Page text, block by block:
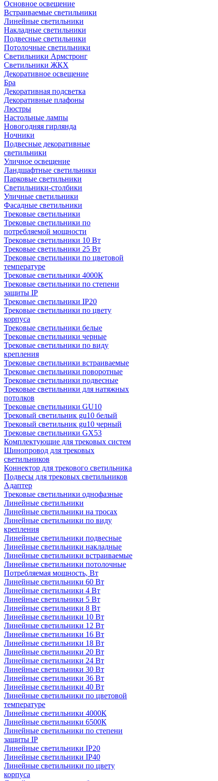
Основное освещение
Встраиваемые светильники
Линейные светильники
Накладные светильники
Подвесные светильники
Потолочные светильники
Светильники Армстронг
Светильники ЖКХ
Декоративное освещение
Бра
Декоративная подсветка
Декоративные плафоны
Люстры
Настольные лампы
Новогодняя гирлянда
Ночники
Подвесные декоративные
светильники
Уличное освещение
Ландшафтные светильники
Парковые светильники
Светильники-столбики
Уличные светильники
Фасадные светильники
Трековые светильники
Трековые светильники по
потребляемой мощности
Трековые светильники 10 Вт
Трековые светильники 25 Вт
Трековые светильники по цветовой
температуре
Трековые светильники 4000К
Трековые светильники по степени
защиты IP
Трековые светильники IP20
Трековые светильники по цвету
корпуса
Трековые светильники белые
Трековые светильники черные
Трековые светильники по виду
крепления
Трековые светильники встраиваемые
Трековые светильники поворотные
Трековые светильники подвесные
Трековые светильники для натяжных
потолков
Трековые светильники GU10
Трековый светильник gu10 белый
Трековый светильник gu10 черный
Трековые светильники GX53
Комплектующие для трековых систем
Шинопровод для трековых
светильников
Коннектор для трекового светильника
Подвесы для трековых светильников
Адаптер
Трековые светильники однофазные
Линейные светильники
Линейные светильники на тросах
Линейные светильники по виду
крепления
Линейные светильники подвесные
Линейные светильники накладные
Линейные светильники встраиваемые
Линейные светильники потолочные
Потребляемая мощность, Вт
Линейные светильники 60 Вт
Линейные светильники 4 Вт
Линейные светильники 5 Вт
Линейные светильники 8 Вт
Линейные светильники 10 Вт
Линейные светильники 12 Вт
Линейные светильники 16 Вт
Линейные светильники 18 Вт
Линейные светильники 20 Вт
Линейные светильники 24 Вт
Линейные светильники 30 Вт
Линейные светильники 36 Вт
Линейные светильники 40 Вт
Линейные светильники по цветовой
температуре
Линейные светильники 4000К
Линейные светильники 6500К
Линейные светильники по степени
защиты IP
Линейные светильники IP20
Линейные светильники IP40
Линейные светильники по цвету
корпуса